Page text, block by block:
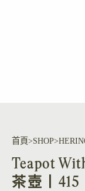
首頁 SHOP
Teapot
茶壺丨415